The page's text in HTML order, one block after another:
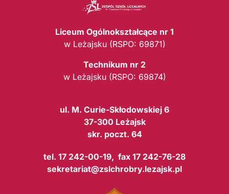
Liceum Ogólnokształcące nr 1
w Leżajsku (RSPO: 69871)
Technikum nr 2
w Leżajsku (RSPO: 69874)
ul. M. Curie-Skłodowskiej 6
37-300 Leżajsk
skr. poczt. 64
tel. 17 242-00-19, fax 17 242-76-28
sekretariat@zslchrobry.lezajsk.pl